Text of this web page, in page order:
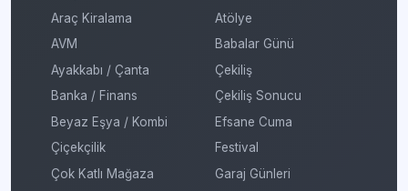
Araç Kiralama
AVM
Ayakkabı / Çanta
Banka / Finans
Beyaz Eşya / Kombi
Çiçekçilik
Çok Katlı Mağaza
Atölye
Babalar Günü
Çekiliş
Çekiliş Sonucu
Efsane Cuma
Festival
Garaj Günleri